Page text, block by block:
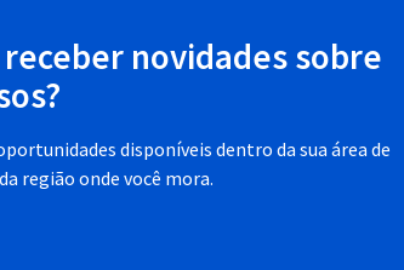
novidades sobre
disponíveis dentro da sua área de
região onde você mora.